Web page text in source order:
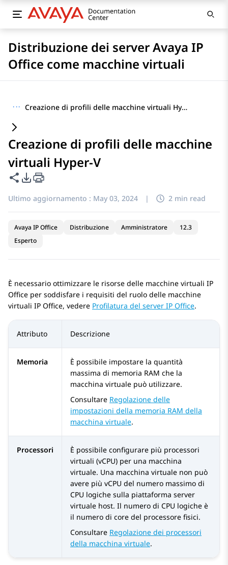
Distribuzione dei server Avaya IP
Office come macchine virtuali
··· Creazione di profili delle macchine virtuali Hyper-V
Creazione di profili delle macchine
virtuali Hyper-V
Condividi questa pagina
Opzioni di esportazione PDF
Ultimo aggiornamento : May 03, 2024 | 2 min read
Avaya IP Office Distribuzione Amministratore
12.3
Esperto
È necessario ottimizzare le risorse delle macchine virtuali IP
Office per soddisfare i requisiti del ruolo delle macchine
virtuali IP Office, vedere Profilatura del server IP Office.
Attributo Descrizione
Memoria
È possibile impostare la quantità
massima di memoria RAM che la
macchina virtuale può utilizzare.
Consultare Regolazione delle
impostazioni della memoria RAM della
macchina virtuale.
Processori
È possibile configurare più processori
virtuali (vCPU) per una macchina
virtuale. Una macchina virtuale non può
avere più vCPU del numero massimo di
CPU logiche sulla piattaforma server
virtuale host. Il numero di CPU logiche è
il numero di core del processore fisici.
Consultare Regolazione dei processori
della macchina virtuale.